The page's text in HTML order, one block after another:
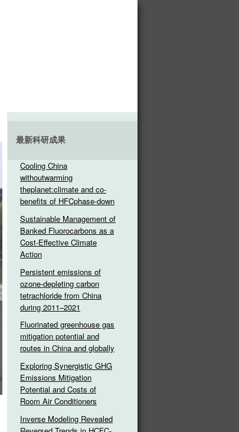
最新科研成果
Cooling China
withoutwarming
theplanet:climate and co-
benefits of HFCphase-down
Sustainable Management of
Banked Fluorocarbons as a
Cost-Effective Climate
Action
Persistent emissions of
ozone-depleting carbon
tetrachloride from China
during 2011–2021
Fluorinated greenhouse gas
mitigation potential and
routes in China and globally
Exploring Synergistic GHG
Emissions Mitigation
Potential and Costs of
Room Air Conditioners
Inverse Modeling Revealed